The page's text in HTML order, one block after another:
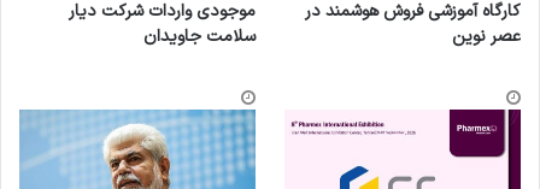
کارگاه آموزشی فروش هوشمند در
عصر نوین
موجودی واردات شرکت دیار
سلامت جاویدان